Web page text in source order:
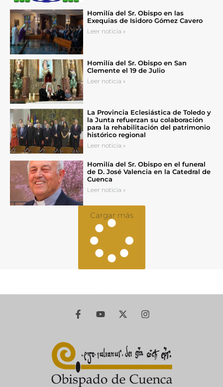
Homilía del Sr. Obispo en las
Exequias de Isidoro Gómez Cavero
Leer noticia »
Homilía del Sr. Obispo en San
Clemente el 19 de Julio
Leer noticia »
La Provincia Eclesiástica de Toledo y
la Junta refuerzan su colaboración
para la rehabilitación del patrimonio
histórico regional
Leer noticia »
Homilía del Sr. Obispo en el funeral
de D. José Valencia en la Catedral de
Cuenca
Leer noticia »
Cargar más